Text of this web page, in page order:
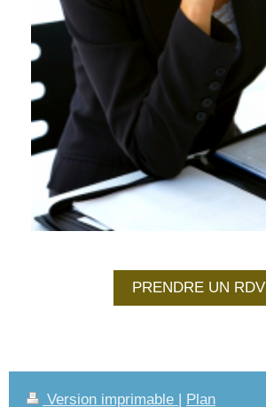
PRENDRE UN RDV
Version imprimable | Plan